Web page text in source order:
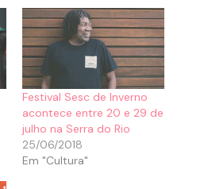
Festival Sesc de Inverno
acontece entre 20 e 29 de
julho na Serra do Rio
25/06/2018
Em "Cultura"